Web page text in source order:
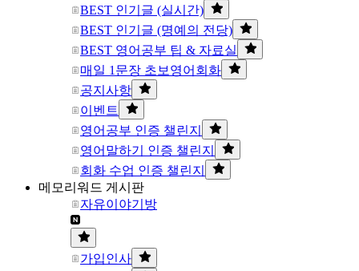
BEST 인기글 (실시간)
BEST 인기글 (명예의 전당)
BEST 영어공부 팁 & 자료실
매일 1문장 초보영어회화
공지사항
이벤트
영어공부 인증 챌린지
영어말하기 인증 챌린지
회화 수업 인증 챌린지
메모리워드 게시판
자유이야기방
가입인사